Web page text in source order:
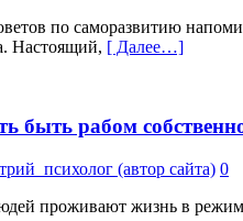
по саморазвитию
Настоящий, [ Далее…]
быть рабом
(автор сайта) 0
проживают жизнь в